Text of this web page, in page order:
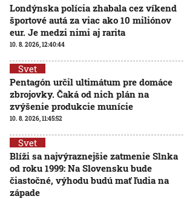
Londýnska polícia zhabala cez víkend
športové autá za viac ako 10 miliónov
eur. Je medzi nimi aj rarita
10. 8. 2026, 12:40:44
Svet
Pentagón určil ultimátum pre domáce
zbrojovky. Čaká od nich plán na
zvýšenie produkcie munície
10. 8. 2026, 11:45:52
Svet
Blíži sa najvýraznejšie zatmenie Slnka
od roku 1999: Na Slovensku bude
čiastočné, výhodu budú mať ľudia na
západe